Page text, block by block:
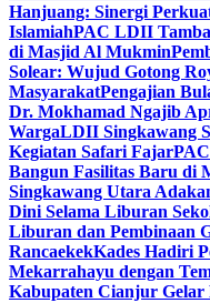
Hanjuang: Sinergi
IslamiahPAC LDII
di Masjid Al Mukmin
Solear: Wujud Gotong
MasyarakatPengajian
Dr. Mokhamad Ngajib
WargaLDII Singkawang
Kegiatan Safari Fajar
Bangun Fasilitas Baru di
Singkawang Utara
Dini Selama Liburan
Liburan dan Pembinaan
RancaekekKades Hadiri
Mekarrahayu dengan
Kabupaten Cianjur